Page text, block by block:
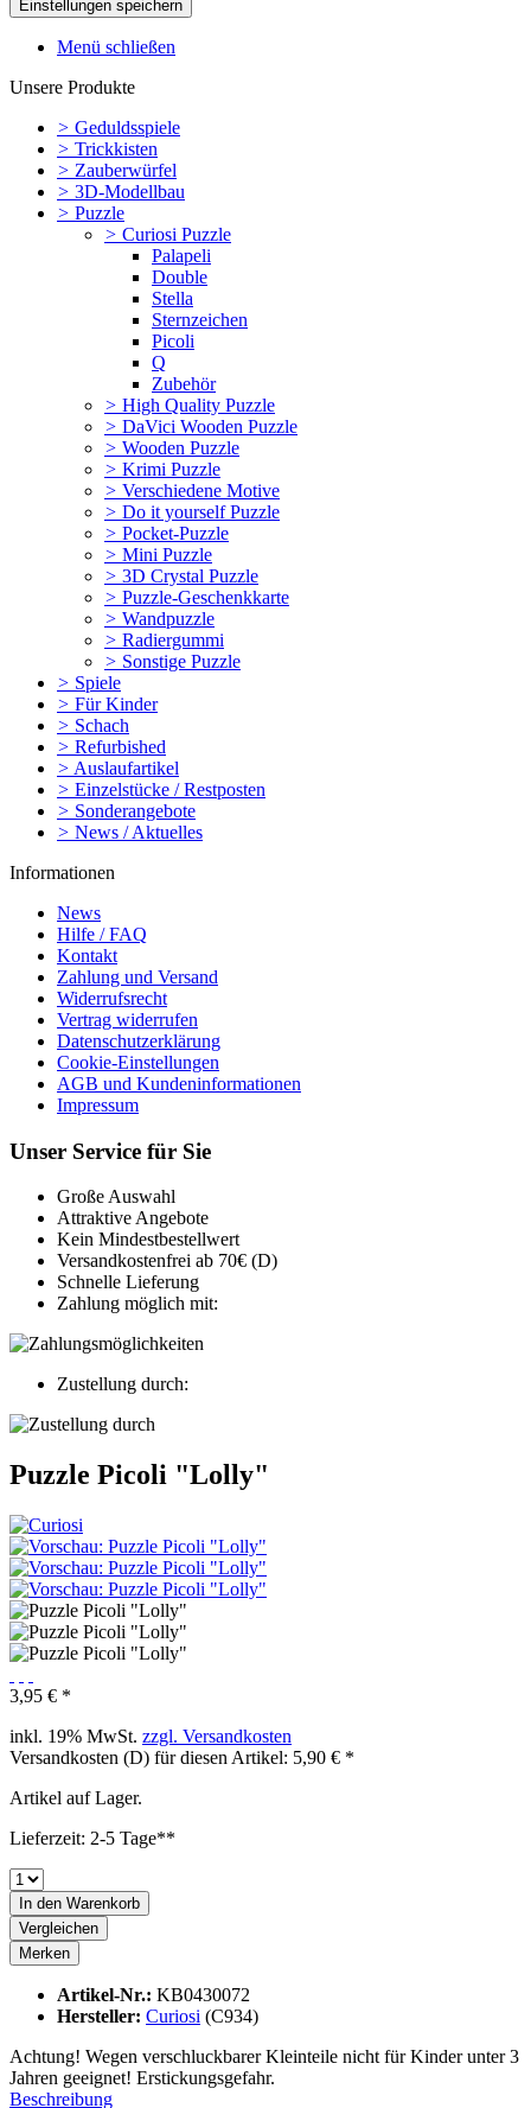
Menü schließen
Unsere Produkte
> Geduldsspiele
> Trickkisten
> Zauberwürfel
> 3D-Modellbau
> Puzzle
> Curiosi Puzzle
Palapeli
Double
Stella
Sternzeichen
Picoli
Q
Zubehör
> High Quality Puzzle
> DaVici Wooden Puzzle
> Wooden Puzzle
> Krimi Puzzle
> Verschiedene Motive
> Do it yourself Puzzle
> Pocket-Puzzle
> Mini Puzzle
> 3D Crystal Puzzle
> Puzzle-Geschenkkarte
> Wandpuzzle
> Radiergummi
> Sonstige Puzzle
> Spiele
> Für Kinder
> Schach
> Refurbished
> Auslaufartikel
> Einzelstücke / Restposten
> Sonderangebote
> News / Aktuelles
Informationen
News
Hilfe / FAQ
Kontakt
Zahlung und Versand
Widerrufsrecht
Vertrag widerrufen
Datenschutzerklärung
Cookie-Einstellungen
AGB und Kundeninformationen
Impressum
Unser Service für Sie
Große Auswahl
Attraktive Angebote
Kein Mindestbestellwert
Versandkostenfrei ab 70€ (D)
Schnelle Lieferung
Zahlung möglich mit:
Zustellung durch:
Puzzle Picoli "Lolly"
3,95 € *
inkl. 19% MwSt. zzgl. Versandkosten
Versandkosten (D) für diesen Artikel: 5,90 € *
Artikel auf Lager.
Lieferzeit: 2-5 Tage**
In den Warenkorb
Vergleichen
Merken
Artikel-Nr.: KB0430072
Hersteller: Curiosi (C934)
Achtung! Wegen verschluckbarer Kleinteile nicht für Kinder unter 3
Jahren geeignet! Erstickungsgefahr.
Beschreibung